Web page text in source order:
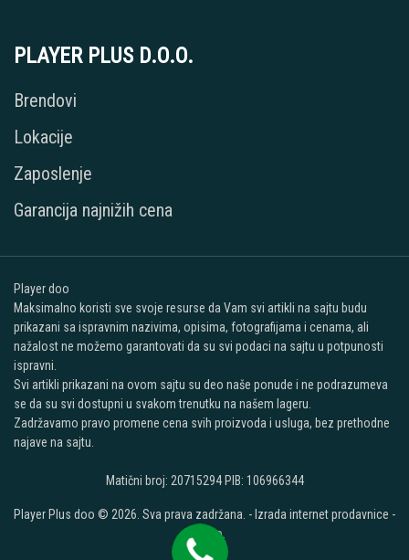
PLAYER PLUS D.O.O.
Brendovi
Lokacije
Zaposlenje
Garancija najnižih cena
Player doo
Maksimalno koristi sve svoje resurse da Vam svi artikli na sajtu budu
prikazani sa ispravnim nazivima, opisima, fotografijama i cenama, ali
nažalost ne možemo garantovati da su svi podaci na sajtu u potpunosti
ispravni.
Svi artikli prikazani na ovom sajtu su deo naše ponude i ne podrazumeva
se da su svi dostupni u svakom trenutku na našem lageru.
Zadržavamo pravo promene cena svih proizvoda i usluga, bez prethodne
najave na sajtu.
Matični broj: 20715294 PIB: 106966344
Player Plus doo © 2026. Sva prava zadržana. - Izrada internet prodavnice -
Selltico.